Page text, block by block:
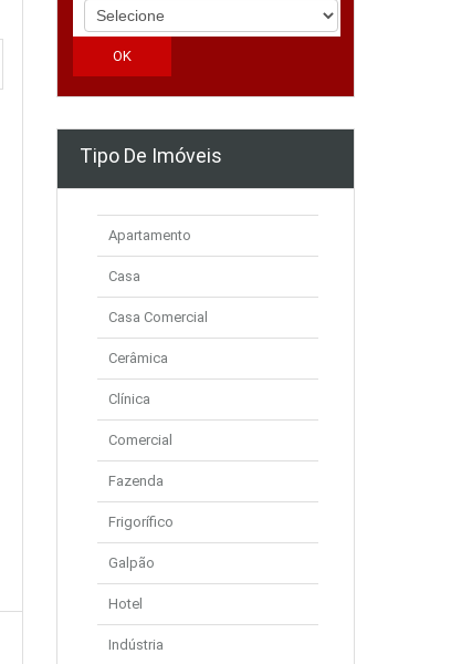
Tipo De Imóveis
Apartamento
Casa
Casa Comercial
Cerâmica
Clínica
Comercial
Fazenda
Frigorífico
Galpão
Hotel
Indústria